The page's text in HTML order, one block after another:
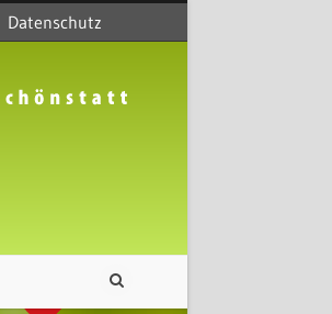
Datenschutz